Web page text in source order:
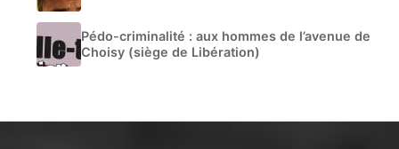
Pédo-criminalité : aux hommes de l’avenue de
Choisy (siège de Libération)